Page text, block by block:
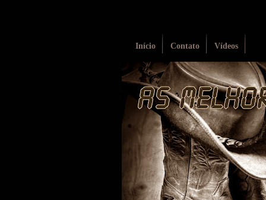
Início Contato Vídeos